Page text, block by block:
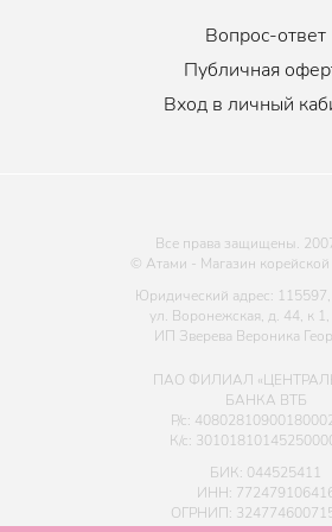
Вопрос-ответ
Публичная
Вход в личный
Все права защищены.
© Атами - Магазин корейской
Юридический адрес: 115597,
ул. Воронежская, д. 44, к
ИП Зверева Вероника
ПАО ФИЛИАЛ
БАНКА ВТБ
Р/с:
К/с:
БИК: 044525411
ИНН:
ОГРНИП: